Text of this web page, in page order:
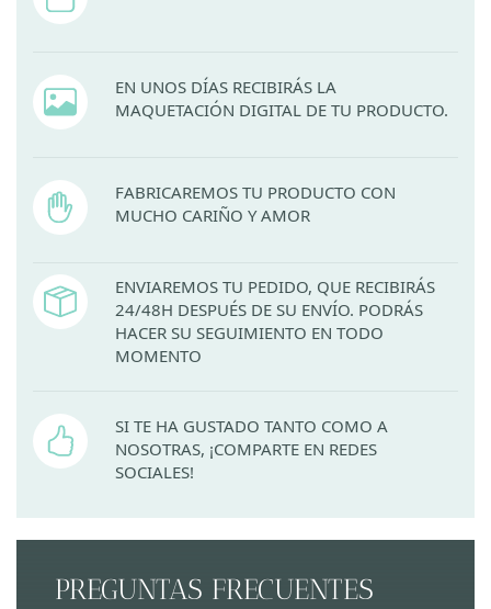
EN UNOS DÍAS RECIBIRÁS LA
MAQUETACIÓN DIGITAL DE TU PRODUCTO.
FABRICAREMOS TU PRODUCTO CON
MUCHO CARIÑO Y AMOR
ENVIAREMOS TU PEDIDO, QUE RECIBIRÁS
24/48H DESPUÉS DE SU ENVÍO. PODRÁS
HACER SU SEGUIMIENTO EN TODO
MOMENTO
SI TE HA GUSTADO TANTO COMO A
NOSOTRAS, ¡COMPARTE EN REDES
SOCIALES!
PREGUNTAS FRECUENTES